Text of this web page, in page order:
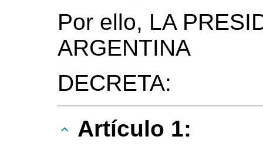
Por ello, LA
ARGENTINA
DECRETA:
Artículo 1: